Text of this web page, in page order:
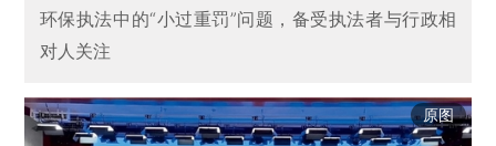
环保执法中的“小过重罚”问题，备受执法者与行政相
对人关注
原图